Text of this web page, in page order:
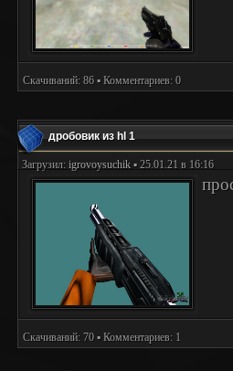
Скачиваний: 86 ▪ Комментариев: 0
дробовик из hl 1
Загрузил: igrovoysuchik ▪ 25.01.21 в 16:16
Скачиваний: 70 ▪ Комментариев: 1